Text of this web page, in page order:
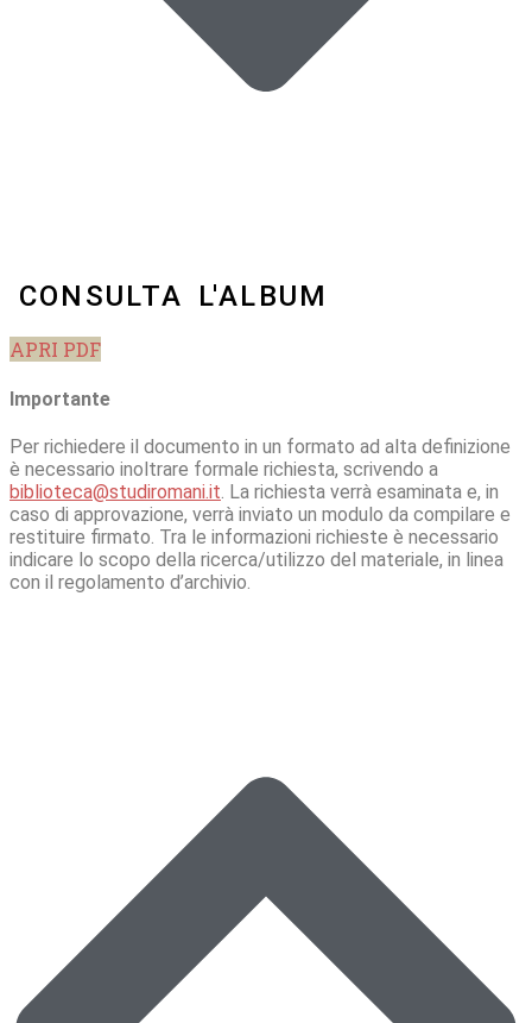
CONSULTA L'ALBUM
APRI PDF
Importante
Per richiedere il documento in un formato ad alta definizione
è necessario inoltrare formale richiesta, scrivendo a
biblioteca@studiromani.it. La richiesta verrà esaminata e, in
caso di approvazione, verrà inviato un modulo da compilare e
restituire firmato. Tra le informazioni richieste è necessario
indicare lo scopo della ricerca/utilizzo del materiale, in linea
con il regolamento d’archivio.